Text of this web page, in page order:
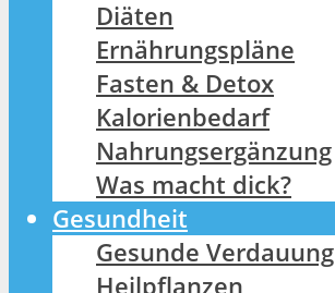
Diäten
Ernährungspläne
Fasten & Detox
Kalorienbedarf
Nahrungsergänzung
Was macht dick?
Gesundheit
Gesunde Verdauung
Heilpflanzen